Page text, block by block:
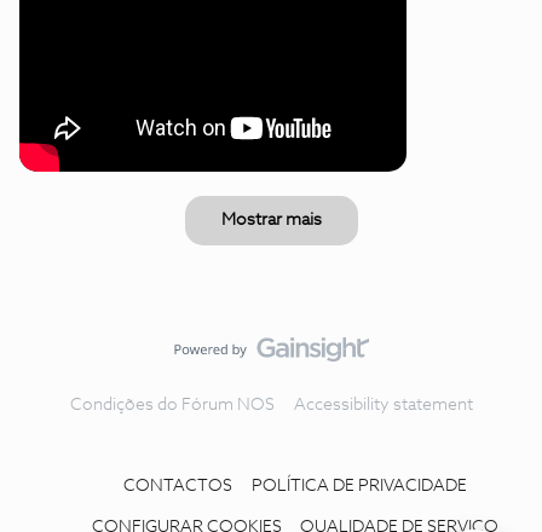
Mostrar mais
Condições do Fórum NOS Accessibility statement
CONTACTOS POLÍTICA DE PRIVACIDADE
CONFIGURAR COOKIES QUALIDADE DE SERVIÇO